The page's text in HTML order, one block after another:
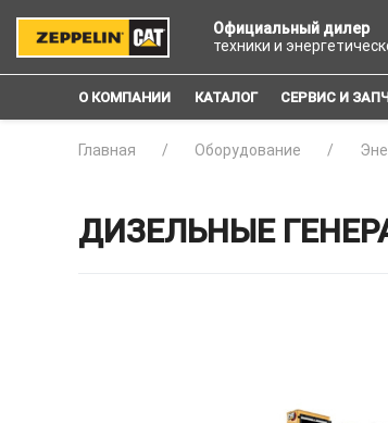
Официальный дилер
техники и
О КОМПАНИИ КАТАЛОГ СЕРВИС И
Главная Оборудование
ДИЗЕЛЬНЫЕ